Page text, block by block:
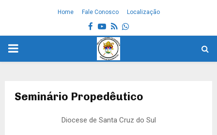
Home Fale Conosco Localização
Facebook
Youtube
RssWhatsapp
PRIMARY
Seminário Propedêutico
Diocese de Santa Cruz do Sul